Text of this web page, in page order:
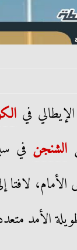
في
الشنجن في
الأمام،
الأمد